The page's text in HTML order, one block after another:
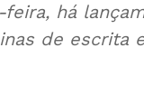
há
de escrita